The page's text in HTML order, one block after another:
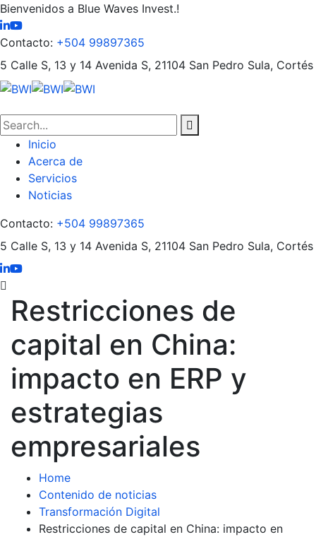
Bienvenidos a Blue Waves Invest.!
Contacto: +504 99897365
5 Calle S, 13 y 14 Avenida S, 21104 San Pedro Sula, Cortés
Inicio
Acerca de
Servicios
Noticias
Contacto: +504 99897365
5 Calle S, 13 y 14 Avenida S, 21104 San Pedro Sula, Cortés
Restricciones de
capital en China:
impacto en ERP y
estrategias
empresariales
Home
Contenido de noticias
Transformación Digital
Restricciones de capital en China: impacto en